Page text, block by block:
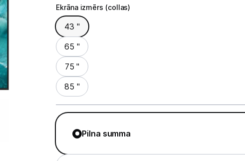
stiprinājumi
un vadi
aizsargi
Virszemes televīzija
Ekrāna izmērs (collas)
Ekrāna izmērs (collas)
43 "
65 "
75 "
85 "
Pilna summa